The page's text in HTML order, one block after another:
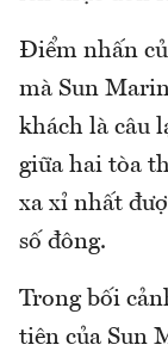
Điểm nhấn
mà Sun
khách là câu
giữa hai tòa
xa xỉ nhất
số đông.
Trong bối
tiên của Sun